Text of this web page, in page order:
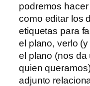
podremos
como editar los
etiquetas para
el plano, verlo
el plano (nos da
quien
adjunto